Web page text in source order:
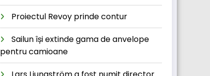
Proiectul Revoy prinde contur
Sailun își extinde gama de anvelope
pentru camioane